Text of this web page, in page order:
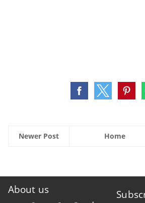
Newer Post Home
About us